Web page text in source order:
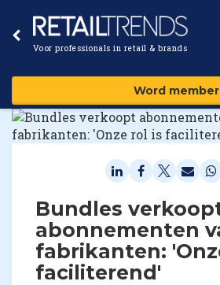
Voor professionals in retail & brands
Word member
Bundles
abonnementen
fabrikanten:
faciliterend'